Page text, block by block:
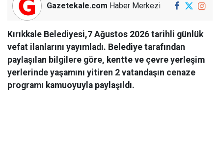
Gazetekale.com Haber Merkezi
Kırıkkale Belediyesi,7 Ağustos 2026 tarihli günlük
vefat ilanlarını yayımladı. Belediye tarafından
paylaşılan bilgilere göre, kentte ve çevre yerleşim
yerlerinde yaşamını yitiren 2 vatandaşın cenaze
programı kamuoyuyla paylaşıldı.